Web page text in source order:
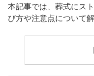
本記事では、葬式にス
び方や注意点について